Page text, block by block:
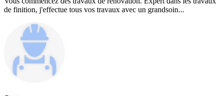
de finition, j'effectue tous vos travaux avec un grandsoin...